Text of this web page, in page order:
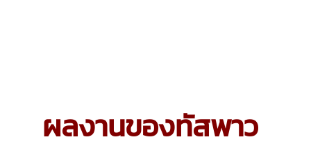
ผลงานของทัสพาว